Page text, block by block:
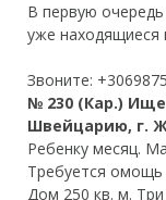
В первую очередь
уже находящиеся
Звоните:
№ 230 (Кар.)
Швейцарию, г.
Ребенку месяц.
Требуется
Дом 250 кв. м.